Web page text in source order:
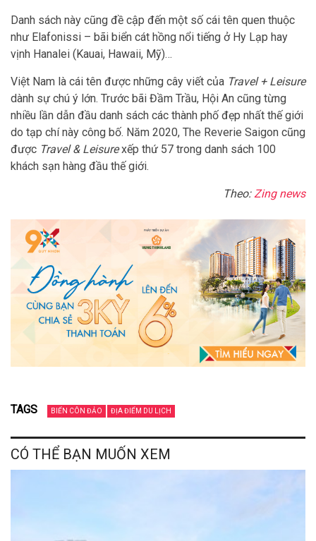
Danh sách này cũng đề cập đến một số cái tên quen thuộc
như Elafonissi – bãi biển cát hồng nổi tiếng ở Hy Lạp hay
vịnh Hanalei (Kauai, Hawaii, Mỹ)…
Việt Nam là cái tên được những cây viết của Travel + Leisure
dành sự chú ý lớn. Trước bãi Đầm Trầu, Hội An cũng từng
nhiều lần dẫn đầu danh sách các thành phố đẹp nhất thế giới
do tạp chí này công bố. Năm 2020, The Reverie Saigon cũng
được Travel & Leisurexếp thứ 57 trong danh sách 100
khách sạn hàng đầu thế giới.
Theo:Zing news
TAGS BIỂN CÔN ĐẢO ĐỊA ĐIỂM DU LỊCH
CÓ THỂ BẠN MUỐN XEM